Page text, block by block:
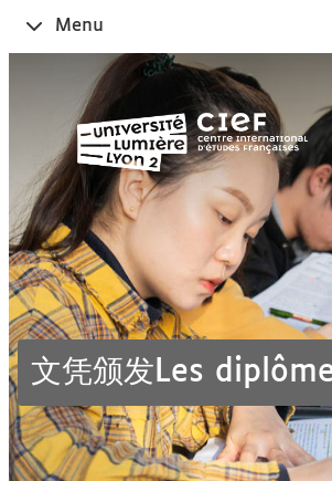
Ouvrir
le
Menu
文凭颁发Les